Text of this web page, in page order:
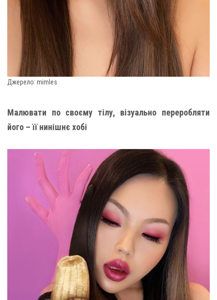
Джерело: mimles
Малювати по своєму тілу, візуально переробляти
його – її нинішнє хобі